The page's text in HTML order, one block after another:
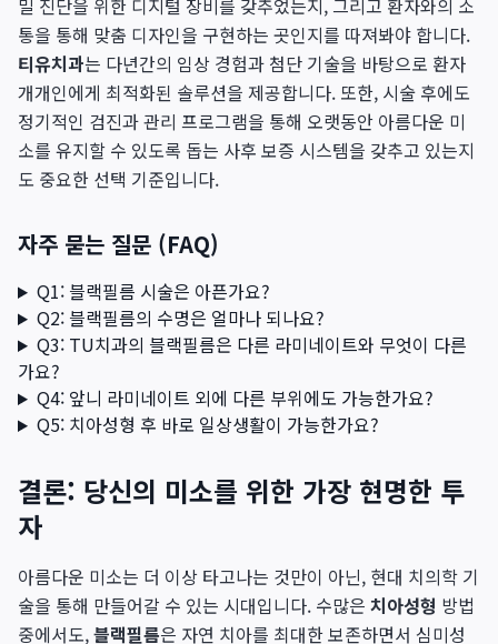
밀 진단을 위한 디지털 장비를 갖추었는지, 그리고 환자와의 소
통을 통해 맞춤 디자인을 구현하는 곳인지를 따져봐야 합니다.
티유치과는 다년간의 임상 경험과 첨단 기술을 바탕으로 환자
개개인에게 최적화된 솔루션을 제공합니다. 또한, 시술 후에도
정기적인 검진과 관리 프로그램을 통해 오랫동안 아름다운 미
소를 유지할 수 있도록 돕는 사후 보증 시스템을 갖추고 있는지
도 중요한 선택 기준입니다.
자주 묻는 질문 (FAQ)
Q1: 블랙필름 시술은 아픈가요?
Q2: 블랙필름의 수명은 얼마나 되나요?
Q3: TU치과의 블랙필름은 다른 라미네이트와 무엇이 다른
가요?
Q4: 앞니 라미네이트 외에 다른 부위에도 가능한가요?
Q5: 치아성형 후 바로 일상생활이 가능한가요?
결론: 당신의 미소를 위한 가장 현명한 투
자
아름다운 미소는 더 이상 타고나는 것만이 아닌, 현대 치의학 기
술을 통해 만들어갈 수 있는 시대입니다. 수많은 치아성형 방법
중에서도,블랙필름은 자연 치아를 최대한 보존하면서 심미성